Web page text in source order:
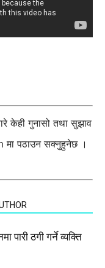
केही गुनासो तथा सुझाव
मा पठाउन सक्नुहुनेछ ।
पारी ठगी गर्ने व्यक्ति